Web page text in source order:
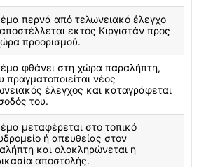
περνά από τελωνειακό έλεγχο
εκτός Κιργιστάν προς
προορισμού.
φθάνει στη χώρα παραλήπτη,
πραγματοποιείται νέος
έλεγχος και καταγράφεται
του.
μεταφέρεται στο τοπικό
ή απευθείας στον
και ολοκληρώνεται η
αποστολής.